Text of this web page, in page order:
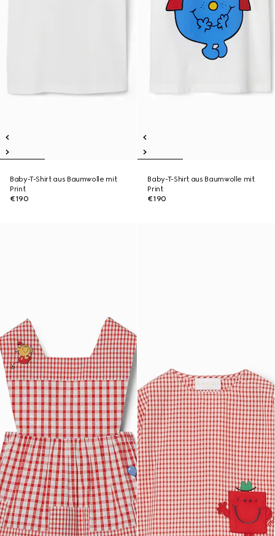
Baby-T-Shirt aus Baumwolle mit
Print
€190
Baby-T-Shirt aus Baumwolle mit
Print
€190